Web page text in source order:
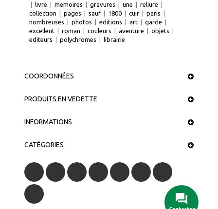
| livre | memoires | gravures | une | reliure |
collection | pages | sauf | 1800 | cuir | paris |
nombreuses | photos | editions | art | garde |
excellent | roman | couleurs | aventure | objets |
editeurs | polychromes | librairie
COORDONNÉES
PRODUITS EN VEDETTE
INFORMATIONS
CATÉGORIES